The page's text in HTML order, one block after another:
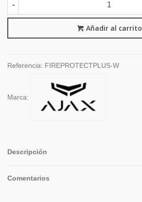
-
Añadir al carrito
Referencia: FIREPROTECTPLUS-W
Marca:
Descripción
Comentarios